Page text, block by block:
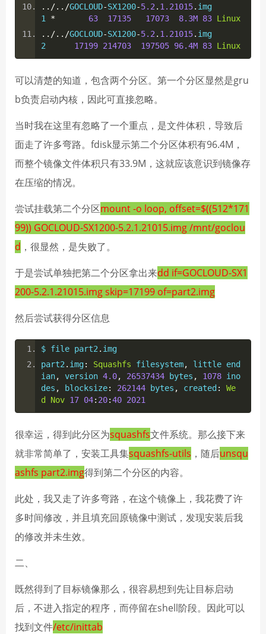
../../GOCLOUD-SX1200-5.2 . 1.21015. img
1 * 63 17135 17073 8.3M 83 Linux
../../GOCLOUD-SX1200-5.2 . 1.21015. img
2 17199 214703 197505 96.4M 83 Linux
可以清楚的知道，包含两个分区。第一个分区显然是gru
b负责启动内核，因此可直接忽略。
当时我在这里有忽略了一个重点，是文件体积，导致后
面走了许多弯路。fdisk显示第二个分区体积有96.4M，
而整个镜像文件体积只有33.9M，这就应该意识到镜像存
在压缩的情况。
尝试挂载第二个分区mount -o loop, offset=$((512*171
99)) GOCLOUD-SX1200-5.2.1.21015.img /mnt/goclou
d ，很显然，是失败了。
于是尝试单独把第二个分区拿出来dd if=GOCLOUD-SX1
200-5.2.1.21015.img skip=17199 of=part2.img
然后尝试获得分区信息
$ file part2 . img
part2 . img: Squashfs filesystem,
little end
ian, version 4.0, 26537434 bytes , 1078 ino
des , blocksize: 262144 bytes , created :
We
d
Nov 17 04: 20:40 2021
很幸运，得到此分区为squashfs文件系统。那么接下来
就非常简单了，安装工具集squashfs-utils ，随后unsqu
ashfs part2.img得到第二个分区的内容。
此处，我又走了许多弯路，在这个镜像上，我花费了许
多时间修改，并且填充回原镜像中测试，发现安装后我
的修改并未生效。
二、
既然得到了目标镜像那么，很容易想到先让目标启动
后，不进入指定的程序，而停留在shell阶段。因此可以
找到文件/etc/inittab